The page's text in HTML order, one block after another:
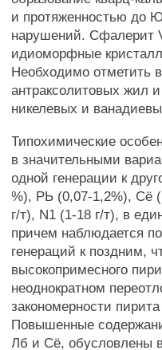
и протяженностью до
нарушений. Сфалерит
идиоморфные
Необходимо отметить
антраксолитовых жил
никелевых и
Типохимические
в значительными
одной генерации к
%), РЬ (0,07-1,2%), Сё
г/т), N1 (1-18 г/т), в
причем наблюдается
генераций к поздним,
высокопримесного
неоднократном
закономерности
Повышенные
Лб и Сё, обусловлены